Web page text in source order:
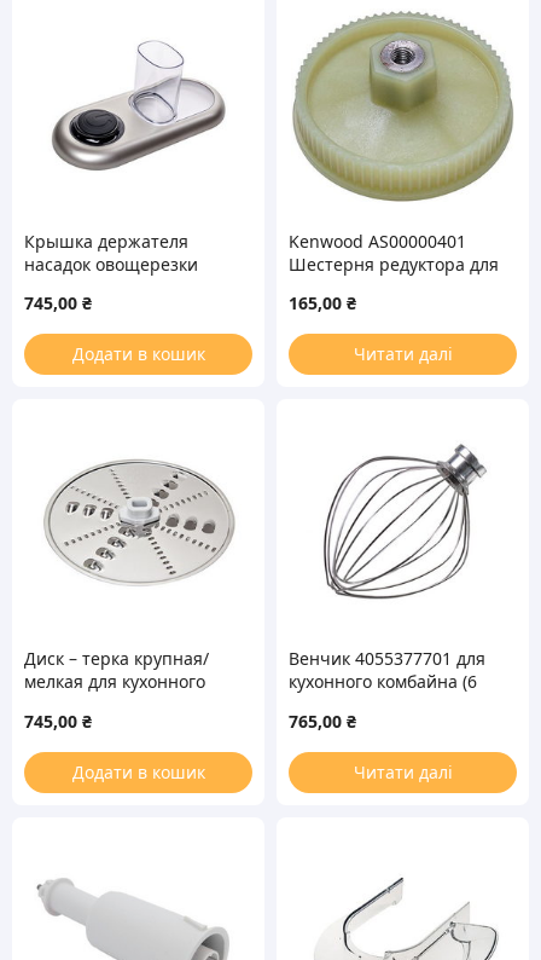
Крышка держателя
насадок овощерезки
745,00 ₴
Додати в кошик
Kenwood AS00000401
Шестерня редуктора для
165,00 ₴
Читати далі
Диск – терка крупная/
мелкая для кухонного
745,00 ₴
Додати в кошик
Венчик 4055377701 для
кухонного комбайна (6
765,00 ₴
Читати далі